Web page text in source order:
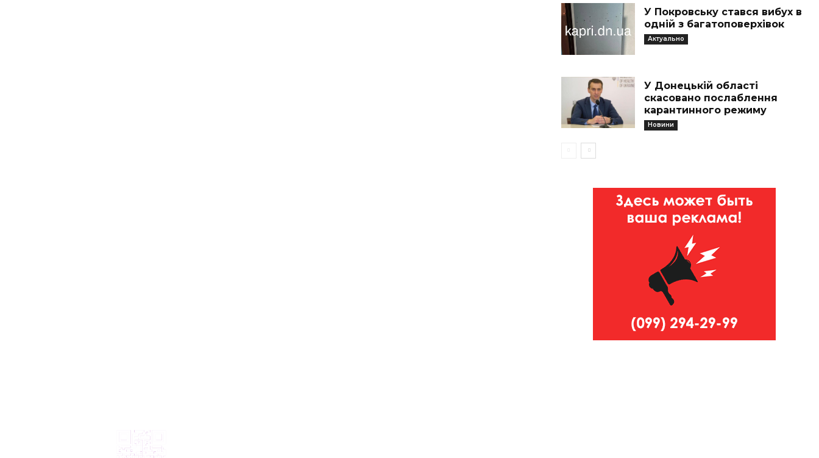
У Покровську стався вибух в
одній з багатоповерхівок
Актуально
У Донецькій області
скасовано послаблення
карантинного режиму
Новини